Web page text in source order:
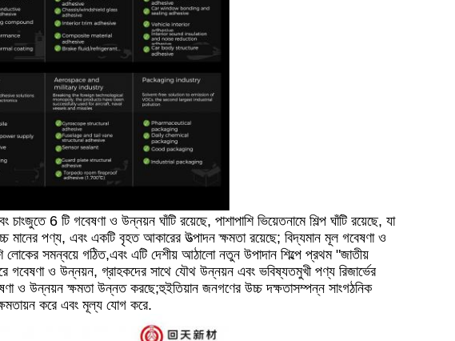
চাংজুতে 6 টি গবেষণা ও উন্নয়ন ঘাঁটি রয়েছে, পাশাপাশি ভিয়েতনামে শিল্প ঘাঁটি রয়েছে, যা
মানের পণ্য, এবং একটি বৃহত আকারের উত্পাদন ক্ষমতা রয়েছে; বিদ্যমান মূল গবেষণা ও
সমন্বয়ে গঠিত,এবং এটি দেশীয় আঠালো নতুন উপাদান শিল্পে প্রথম "জাতীয়
ধরে গবেষণা ও উন্নয়ন, গ্রাহকদের সাথে যৌথ উন্নয়ন এবং ভবিষ্যতমুখী পণ্য রিজার্ভের
ও উন্নয়ন ক্ষমতা উন্নত করছে;হুইতিয়ান জনগণের উচ্চ দক্ষতাসম্পন্ন সাংগঠনিক
করে এবং মূল্য যোগ করে.